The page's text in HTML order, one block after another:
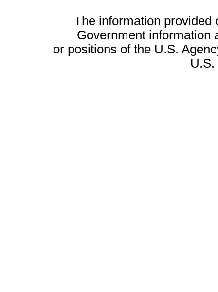
The information provided
Government information
or positions of the U.S.